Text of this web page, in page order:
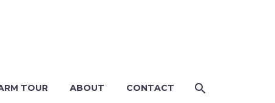
TOUR ABOUT CONTACT